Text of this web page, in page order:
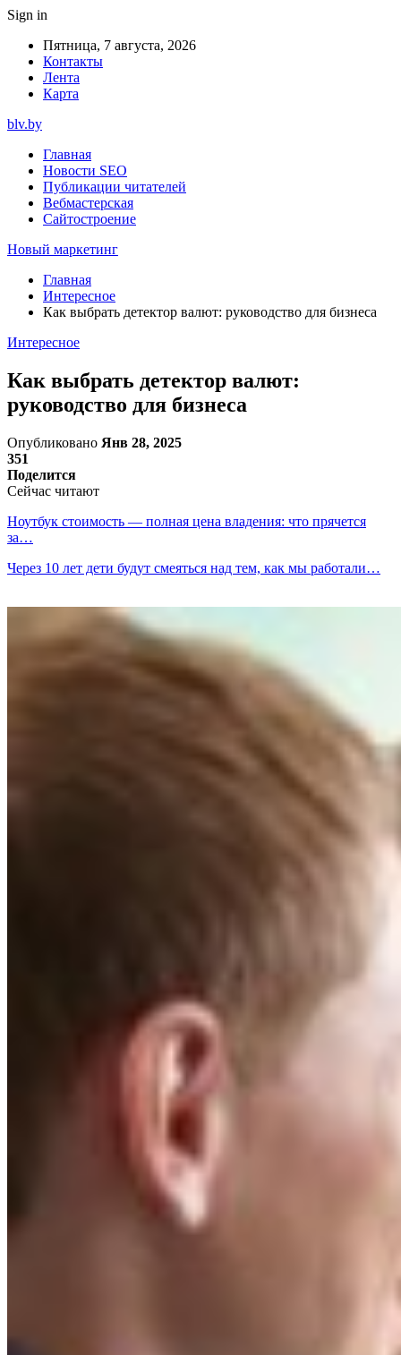
Sign in
Пятница, 7 августа, 2026
Контакты
Лента
Карта
blv.by
Главная
Новости SEO
Публикации читателей
Вебмастерская
Сайтостроение
Новый маркетинг
Главная
Интересное
Как выбрать детектор валют: руководство для бизнеса
Интересное
Как выбрать детектор валют:
руководство для бизнеса
Опубликовано Янв 28, 2025
351
Поделится
Сейчас читают
Ноутбук стоимость — полная цена владения: что прячется
за…
Через 10 лет дети будут смеяться над тем, как мы работали…